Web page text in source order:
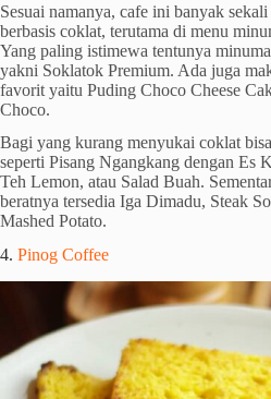
Sesuai namanya, cafe ini banyak
berbasis coklat, terutama di menu
Yang paling istimewa tentunya
yakni Soklatok Premium. Ada juga
favorit yaitu Puding Choco Cheese
Choco.
Bagi yang kurang menyukai coklat
seperti Pisang Ngangkang dengan Es
Teh Lemon, atau Salad Buah.
beratnya tersedia Iga Dimadu, Steak
Mashed Potato.
4. Pinog Coffee